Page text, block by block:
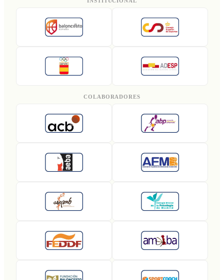
COLABORADORES